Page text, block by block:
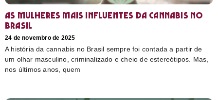
As mulheres mais influentes da cannabis no
Brasil
24 de novembro de 2025
A história da cannabis no Brasil sempre foi contada a partir de
um olhar masculino, criminalizado e cheio de estereótipos. Mas,
nos últimos anos, quem